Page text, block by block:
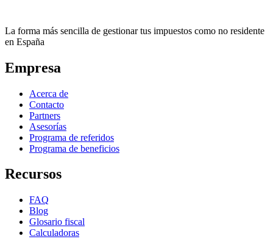
La forma más sencilla de gestionar tus impuestos como no residente
en España
Empresa
Acerca de
Contacto
Partners
Asesorías
Programa de referidos
Programa de beneficios
Recursos
FAQ
Blog
Glosario fiscal
Calculadoras